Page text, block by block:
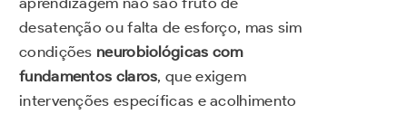
desatenção ou falta de esforço, mas sim
condições neurobiológicas com
fundamentos claros, que exigem
intervenções específicas e acolhimento